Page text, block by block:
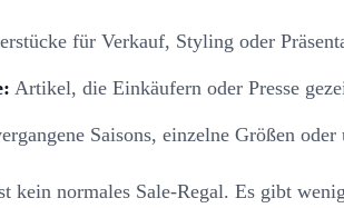
für Verkauf, Styling oder
Artikel, die Einkäufern oder Presse
Saisons, einzelne Größen
kein normales Sale-Regal. Es gibt